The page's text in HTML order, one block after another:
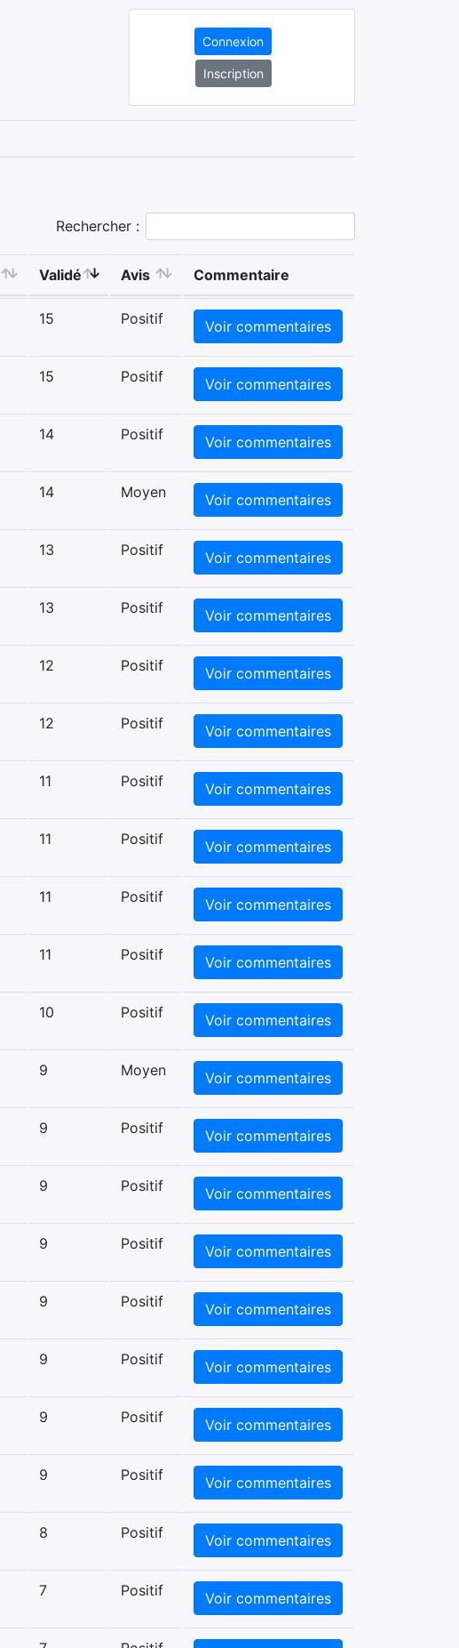
Connexion
Inscription
Rechercher :
Validé Avis Commentaire
15 Positif Voir commentaires
15 Positif Voir commentaires
14 Positif Voir commentaires
14 Moyen Voir commentaires
13 Positif Voir commentaires
13 Positif Voir commentaires
12 Positif Voir commentaires
12 Positif Voir commentaires
11 Positif Voir commentaires
11 Positif Voir commentaires
11 Positif Voir commentaires
11 Positif Voir commentaires
10 Positif Voir commentaires
9 Moyen Voir commentaires
9 Positif Voir commentaires
9 Positif Voir commentaires
9 Positif Voir commentaires
9 Positif Voir commentaires
9 Positif Voir commentaires
9 Positif Voir commentaires
9 Positif Voir commentaires
8 Positif Voir commentaires
7 Positif Voir commentaires